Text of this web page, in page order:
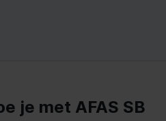
je met AFAS SB